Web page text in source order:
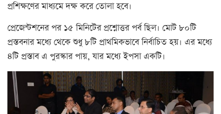
প্রশিক্ষণের মাধ্যমে দক্ষ করে তোলা হবে।
প্রেজেন্টশনের পর ১৫ মিনিটের প্রশ্নোত্তর পর্ব ছিল। মোট ৮০টি
প্রস্তবনার মধ্যে থেকে শুধু ৮টি প্রাথমিকভাবে নির্বাচিত হয়। এর মধ্যে
৪টি প্রস্তাব এ পুরস্কার পায়, যার মধ্যে ইপসা একটি।